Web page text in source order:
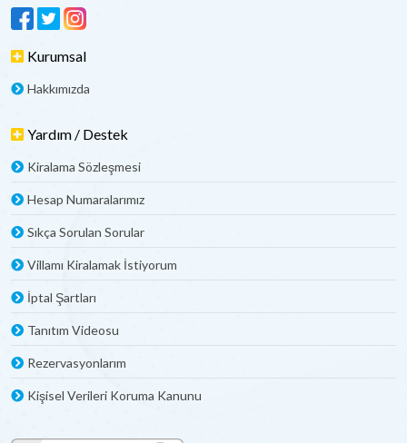
Kurumsal
Hakkımızda
Yardım / Destek
Kiralama Sözleşmesi
Hesap Numaralarımız
Sıkça Sorulan Sorular
Villamı Kiralamak İstiyorum
İptal Şartları
Tanıtım Videosu
Rezervasyonlarım
Kişisel Verileri Koruma Kanunu